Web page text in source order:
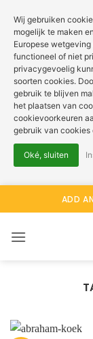
naar
ADD
Wij gebruiken
mogelijk te maken
Europese
functioneel of niet
privacygevoelig
soorten cookies.
gebruik te blijven
het plaatsen van
cookievoorkeuren
gebruik van cookies
Oké, sluiten